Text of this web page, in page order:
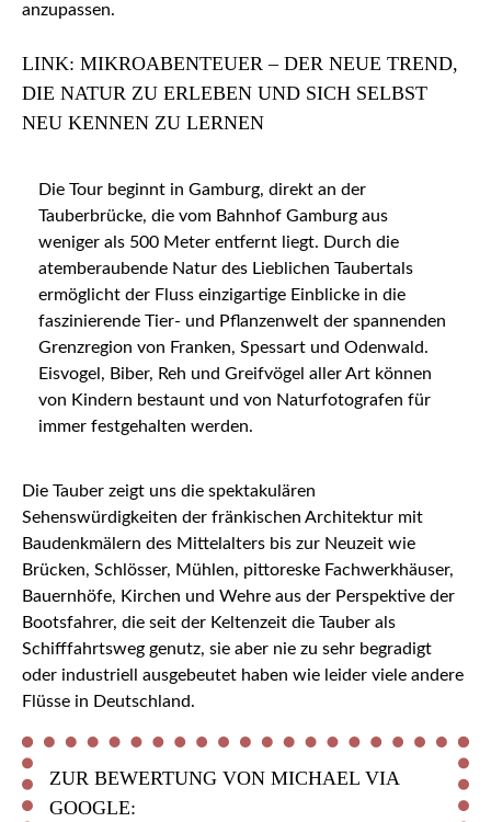
anzupassen.
LINK: MIKROABENTEUER – DER NEUE TREND,
DIE NATUR ZU ERLEBEN UND SICH SELBST
NEU KENNEN ZU LERNEN
Die Tour beginnt in Gamburg, direkt an der
Tauberbrücke, die vom Bahnhof Gamburg aus
weniger als 500 Meter entfernt liegt. Durch die
atemberaubende Natur des Lieblichen Taubertals
ermöglicht der Fluss einzigartige Einblicke in die
faszinierende Tier- und Pflanzenwelt der spannenden
Grenzregion von Franken, Spessart und Odenwald.
Eisvogel, Biber, Reh und Greifvögel aller Art können
von Kindern bestaunt und von Naturfotografen für
immer festgehalten werden.
Die Tauber zeigt uns die spektakulären
Sehenswürdigkeiten der fränkischen Architektur mit
Baudenkmälern des Mittelalters bis zur Neuzeit wie
Brücken, Schlösser, Mühlen, pittoreske Fachwerkhäuser,
Bauernhöfe, Kirchen und Wehre aus der Perspektive der
Bootsfahrer, die seit der Keltenzeit die Tauber als
Schifffahrtsweg genutz, sie aber nie zu sehr begradigt
oder industriell ausgebeutet haben wie leider viele andere
Flüsse in Deutschland.
ZUR BEWERTUNG VON MICHAEL VIA
GOOGLE: